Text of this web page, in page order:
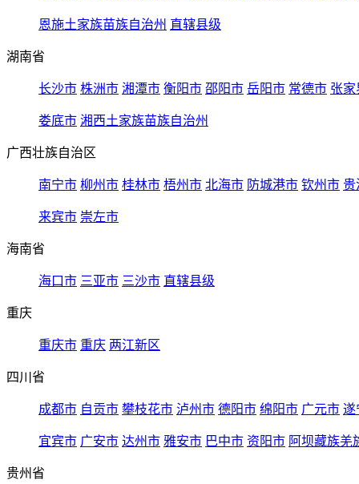
恩施土家族苗族自治州 直辖县级
湖南省
长沙市 株洲市 湘潭市 衡阳市 邵阳市 岳阳市 常德市 张家
娄底市 湘西土家族苗族自治州
广西壮族自治区
南宁市 柳州市 桂林市 梧州市 北海市 防城港市 钦州市 贵
来宾市 崇左市
海南省
海口市 三亚市 三沙市 直辖县级
重庆
重庆市 重庆 两江新区
四川省
成都市 自贡市 攀枝花市 泸州市 德阳市 绵阳市 广元市 遂
宜宾市 广安市 达州市 雅安市 巴中市 资阳市 阿坝藏族羌
贵州省